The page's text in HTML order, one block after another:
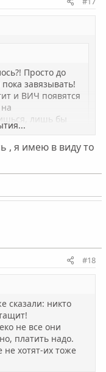
г
о
л
о
с
Просто до
завязывать!
и ВИЧ появятся
лишь бы
такая
и у тебя в том
не приходят...
, я имею в виду то
е
т
ы
й
г
о
#18
сказали: никто
не все они
платить надо.
хотят-их тоже